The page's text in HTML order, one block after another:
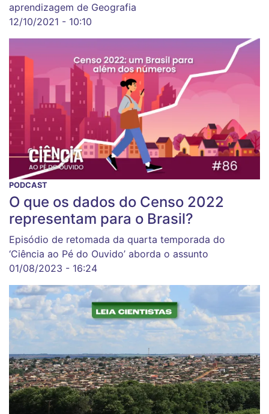
aprendizagem de Geografia
12/10/2021 - 10:10
PODCAST
O que os dados do Censo 2022
representam para o Brasil?
Episódio de retomada da quarta temporada do
‘Ciência ao Pé do Ouvido’ aborda o assunto
01/08/2023 - 16:24